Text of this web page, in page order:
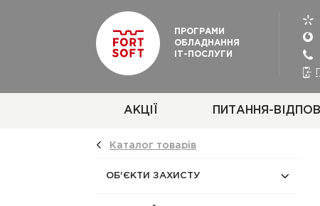
ПРОГРАМИ
ОБЛАДНАННЯ
ІТ-ПОСЛУГИ
АКЦІЇ ПИТАННЯ-
Каталог товарiв
ОБ'ЄКТИ ЗАХИСТУ